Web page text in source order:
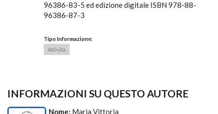
96386-83-5 ed edizione digitale ISBN 978-88-
96386-87-3
Tipo Informazione:
Attività
INFORMAZIONI SU QUESTO AUTORE
Nome: Maria Vittoria